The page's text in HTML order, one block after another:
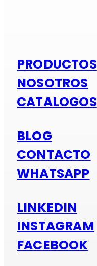
PRODUCTOS
NOSOTROS
CATALOGOS
BLOG
CONTACTO
WHATSAPP
LINKEDIN
INSTAGRAM
FACEBOOK